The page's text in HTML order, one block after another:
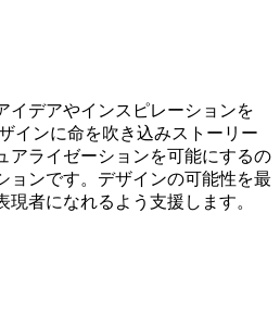
イデアやインスピレーションを
インに命を吹き込みストーリー
アライゼーションを可能にするの
ョンです。デザインの可能性を最
者になれるよう支援します。